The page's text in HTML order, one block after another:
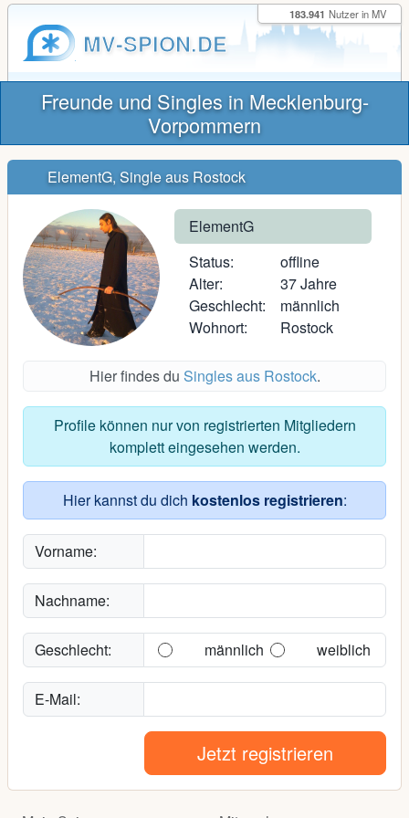
MV-SPION.DE
183.941 Nutzer in MV
Freunde und Singles in Mecklenburg-
Vorpommern
ElementG, Single aus Rostock
ElementG
Status:
offline
Alter:
37 Jahre
Geschlecht:
männlich
Wohnort:
Rostock
Hier findes du Singles aus Rostock.
Profile können nur von registrierten Mitgliedern
komplett eingesehen werden.
Hier kannst du dich kostenlos registrieren:
Vorname:
Nachname:
Geschlecht: männlich weiblich
E-Mail:
Jetzt registrieren